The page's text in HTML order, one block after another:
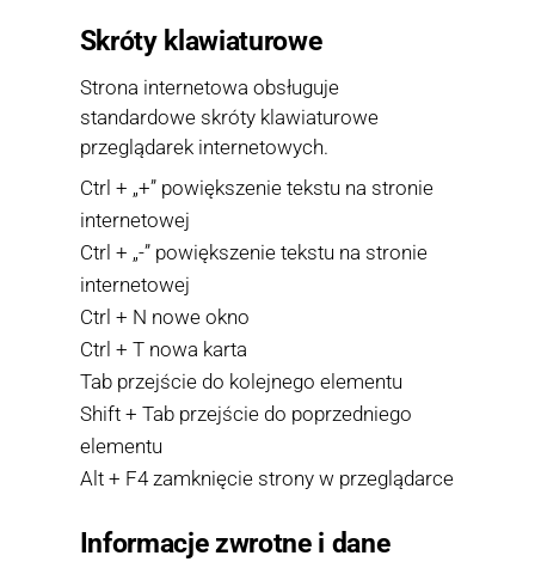
Skróty klawiaturowe
Strona internetowa obsługuje
standardowe skróty klawiaturowe
przeglądarek internetowych.
Ctrl + „+” powiększenie tekstu na stronie
internetowej
Ctrl + „-” powiększenie tekstu na stronie
internetowej
Ctrl + N nowe okno
Ctrl + T nowa karta
Tab przejście do kolejnego elementu
Shift + Tab przejście do poprzedniego
elementu
Alt + F4 zamknięcie strony w przeglądarce
Informacje zwrotne i dane